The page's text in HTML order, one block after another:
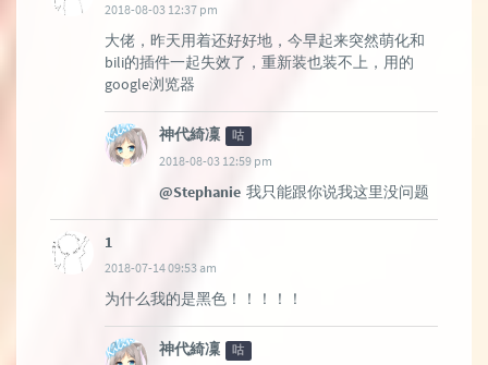
2018-08-03 12:37 pm
大佬，昨天用着还好好地，今早起来突然萌化和
bili的插件一起失效了，重新装也装不上，用的
google浏览器
神代綺凜 咕
2018-08-03 12:59 pm
@Stephanie 我只能跟你说我这里没问题
1
2018-07-14 09:53 am
为什么我的是黑色！！！！！
神代綺凜 咕